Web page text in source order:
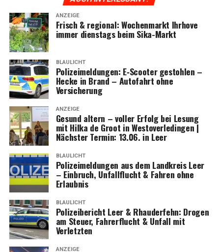
ANZEIGE
Frisch & regio­nal: Wochen­markt Ihr­ho­ve
immer diens­tags beim Sika-Markt
BLAULICHT
Poli­zei­mel­dun­gen: E‑Scooter gestoh­len –
Hecke in Brand – Auto­fahrt ohne
Versicherung
ANZEIGE
Gesund altern – vol­ler Erfolg bei Lesung
mit Hil­ka de Groot in Wes­t­ov­er­le­din­gen |
Nächs­ter Ter­min: 13.06. in Leer
BLAULICHT
Poli­zei­mel­dun­gen aus dem Land­kreis Leer
– Ein­bruch, Unfall­flucht & Fah­ren ohne
Erlaubnis
BLAULICHT
Poli­zei­be­richt Leer & Rhau­der­fehn: Dro­gen
am Steu­er, Fah­rer­flucht & Unfall mit
Verletzten
ANZEIGE